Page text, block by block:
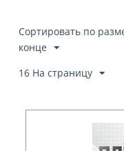
Сортировать по
конце
16 На страницу